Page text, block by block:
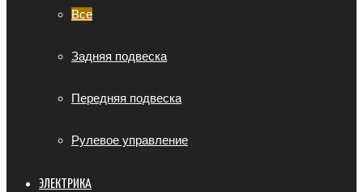
Все
Задняя подвеска
Передняя подвеска
Рулевое управление
ЭЛЕКТРИКА